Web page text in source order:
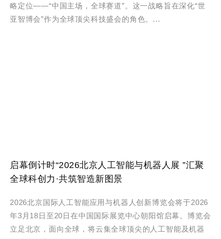
略定位——“中国主场，全球赛道”。这一战略旨在深化“世
亚智博会”作为全球顶尖科技盛会的角色。...
启幕倒计时“2026北京人工智能与机器人展 ”汇聚
全球科创力·共筑智造新图景
2026北京国际人工智能应用与机器人创新博览会将于2026
年3月18日至20日在中国国际展览中心朝阳馆启幕。博览会
立足北京，面向全球，将云集全球顶尖的人工智能及机器